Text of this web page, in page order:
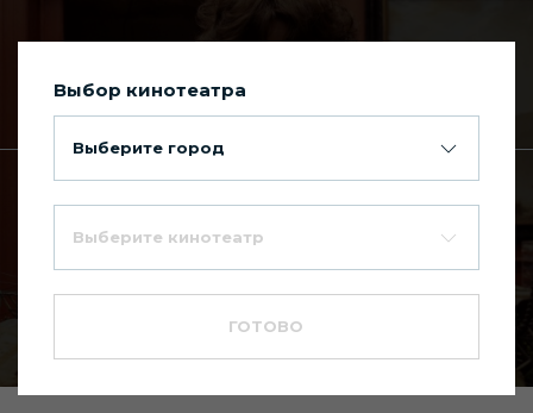
Конец света
Выбор кинотеатра
Выберите город
Выберите кинотеатр
ГОТОВО